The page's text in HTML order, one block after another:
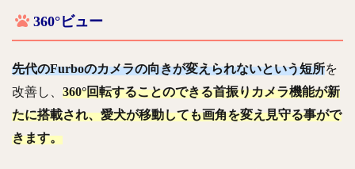
360°ビュー
先代のFurboのカメラの向きが変えられないという短所を
改善し、 360°回転することのできる首振りカメラ機能が新
たに搭載され、愛犬が移動しても画角を変え見守る事がで
きます。